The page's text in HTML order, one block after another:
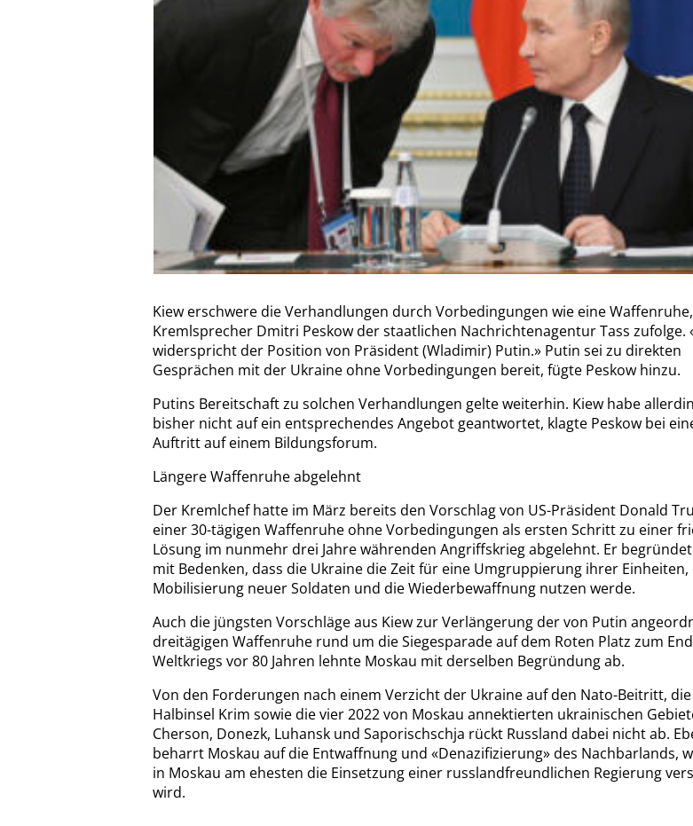
Kiew erschwere die Verhandlungen durch Vorbedingungen wie eine
Kremlsprecher Dmitri Peskow der staatlichen Nachrichtenagentur Tass zufolge.
widerspricht der Position von Präsident (Wladimir) Putin.» Putin sei zu direkten
Gesprächen mit der Ukraine ohne Vorbedingungen bereit, fügte Peskow hinzu.
Putins Bereitschaft zu solchen Verhandlungen gelte weiterhin. Kiew habe
bisher nicht auf ein entsprechendes Angebot geantwortet, klagte Peskow bei
Auftritt auf einem Bildungsforum.
Längere Waffenruhe abgelehnt
Der Kremlchef hatte im März bereits den Vorschlag von US-Präsident Donald
einer 30-tägigen Waffenruhe ohne Vorbedingungen als ersten Schritt zu einer
Lösung im nunmehr drei Jahre währenden Angriffskrieg abgelehnt. Er
mit Bedenken, dass die Ukraine die Zeit für eine Umgruppierung ihrer Einheiten,
Mobilisierung neuer Soldaten und die Wiederbewaffnung nutzen werde.
Auch die jüngsten Vorschläge aus Kiew zur Verlängerung der von Putin
dreitägigen Waffenruhe rund um die Siegesparade auf dem Roten Platz zum
Weltkriegs vor 80 Jahren lehnte Moskau mit derselben Begründung ab.
Von den Forderungen nach einem Verzicht der Ukraine auf den Nato-Beitritt, die
Halbinsel Krim sowie die vier 2022 von Moskau annektierten ukrainischen
Cherson, Donezk, Luhansk und Saporischschja rückt Russland dabei nicht ab.
beharrt Moskau auf die Entwaffnung und «Denazifizierung» des Nachbarlands,
in Moskau am ehesten die Einsetzung einer russlandfreundlichen Regierung
wird.